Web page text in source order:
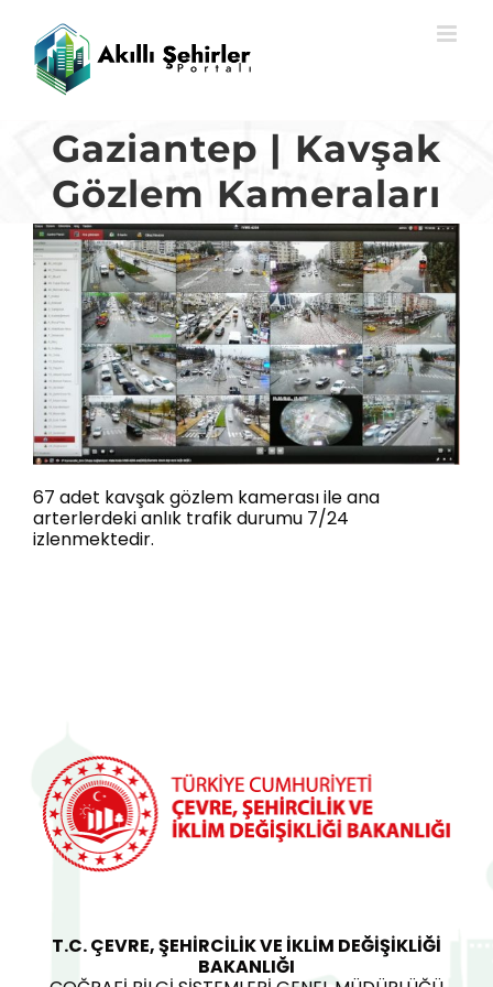
content
Gaziantep | Kavşak
Gözlem Kameraları
67 adet kavşak gözlem kamerası ile ana
arterlerdeki anlık trafik durumu 7/24
izlenmektedir.
T.C. ÇEVRE, ŞEHİRCİLİK VE İKLİM DEĞİŞİKLİĞİ
BAKANLIĞI